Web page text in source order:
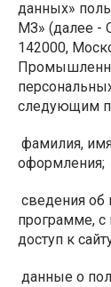
данных»
МЗ» (далее -
142000,
следующим
фамилия, имя
оформления;
сведения об
программе,
доступ к
данные о